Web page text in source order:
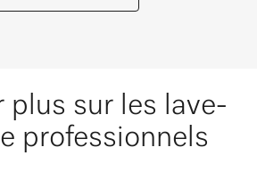
plus sur les lave-
professionnels